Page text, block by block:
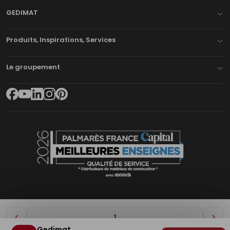
Diminuer
GEDIMAT
Produits, Inspirations, Services
Le groupement